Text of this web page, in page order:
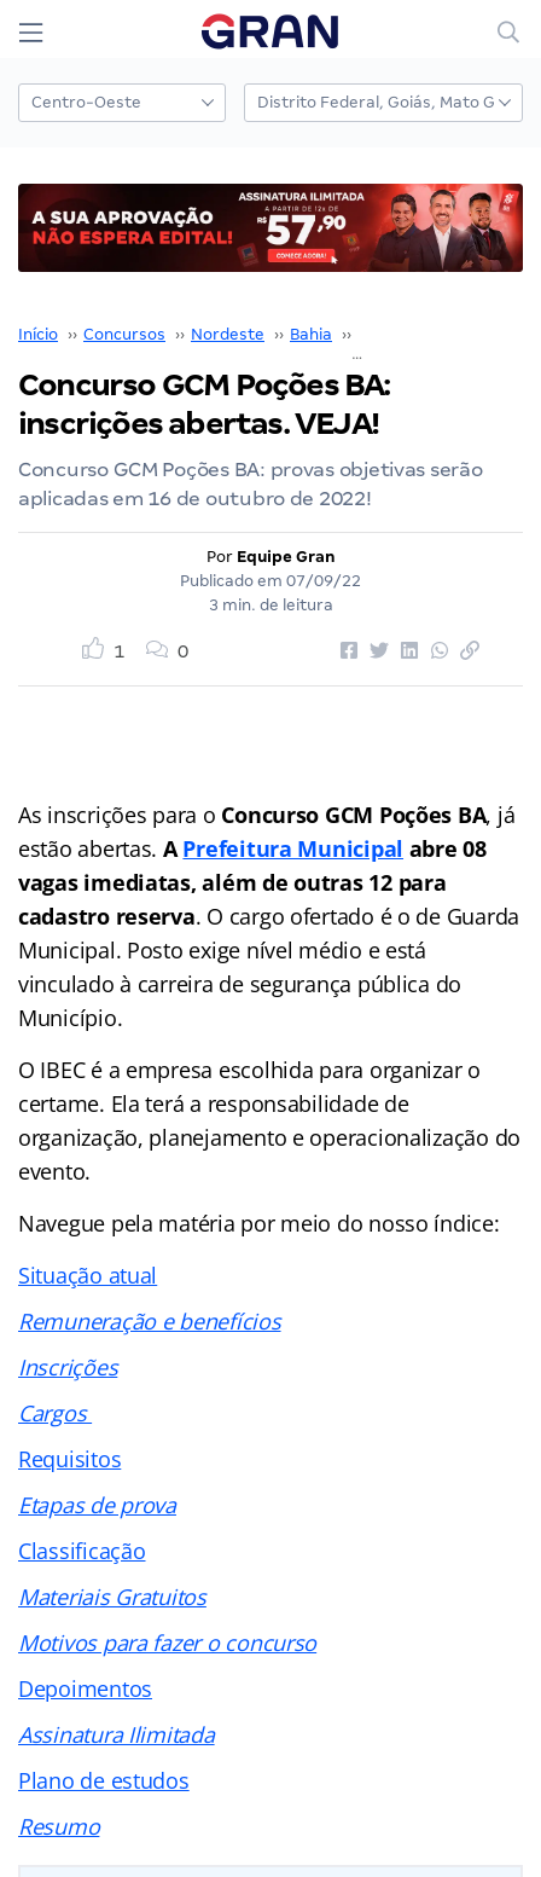
Início ›› Concursos ›› Nordeste ›› Bahia ››
Concurso GCM Poções BA:
inscrições abertas. VEJA!
Concurso GCM Poções BA: provas objetivas serão
aplicadas em 16 de outubro de 2022!
Por Equipe Gran
Publicado em 07/09/22
3 min. de leitura
1 0
As inscrições para o Concurso GCM Poções BA, já
estão abertas. APrefeitura Municipal abre 08
vagas imediatas, além de outras 12 para
cadastro reserva. O cargo ofertado é o de Guarda
Municipal. Posto exige nível médio e está
vinculado à carreira de segurança pública do
Município.
O IBEC é a empresa escolhida para organizar o
certame. Ela terá a responsabilidade de
organização, planejamento e operacionalização do
evento.
Navegue pela matéria por meio do nosso índice:
Situação atual
Remuneração e benefícios
Inscrições
Cargos
Requisitos
Etapas de prova
Classificação
Materiais Gratuitos
Motivos para fazer o concurso
Depoimentos
Assinatura Ilimitada
Plano de estudos
Resumo